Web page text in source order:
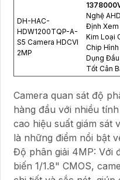
DH-HAC-
HDW1200TQP-A-
S5 Camera HDCVI
2MP
Nghệ
Định
Kim Loại
Chip
Dụng
Tốt Cân
Camera quan sát độ
hàng đầu với nhiều
cao hiệu suất giám sát
là những điểm nổi bật
Độ phân giải 4MP: Với
biến 1/1.8" CMOS,